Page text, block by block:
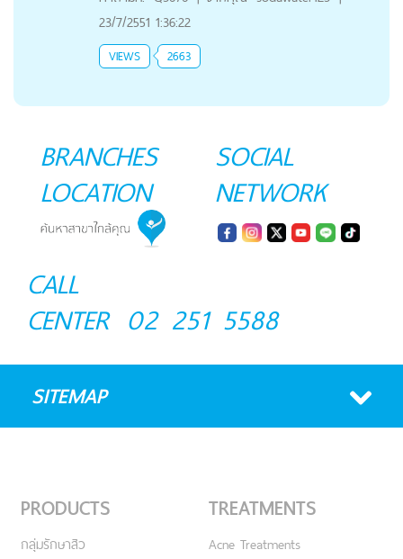
23/7/2551 1:36:22
VIEWS 2663
BRANCHES
LOCATION
SOCIAL
NETWORK
CALL
CENTER 02 251 5588
SITEMAP
PRODUCTS
กลุ่มรักษาสิว
TREATMENTS
Acne Treatments